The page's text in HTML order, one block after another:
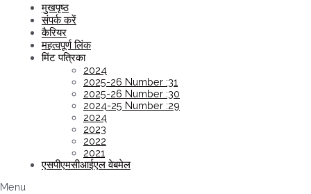
मुखपृष्ठ
संपर्क करें
कैरियर
महत्वपूर्ण लिंक
मिंट पत्रिका
2024
2025-26 Number :31
2025-26 Number :30
2024-25 Number :29
2024
2023
2022
2021
एसपीएमसीआईएल वेबमेल
Menu